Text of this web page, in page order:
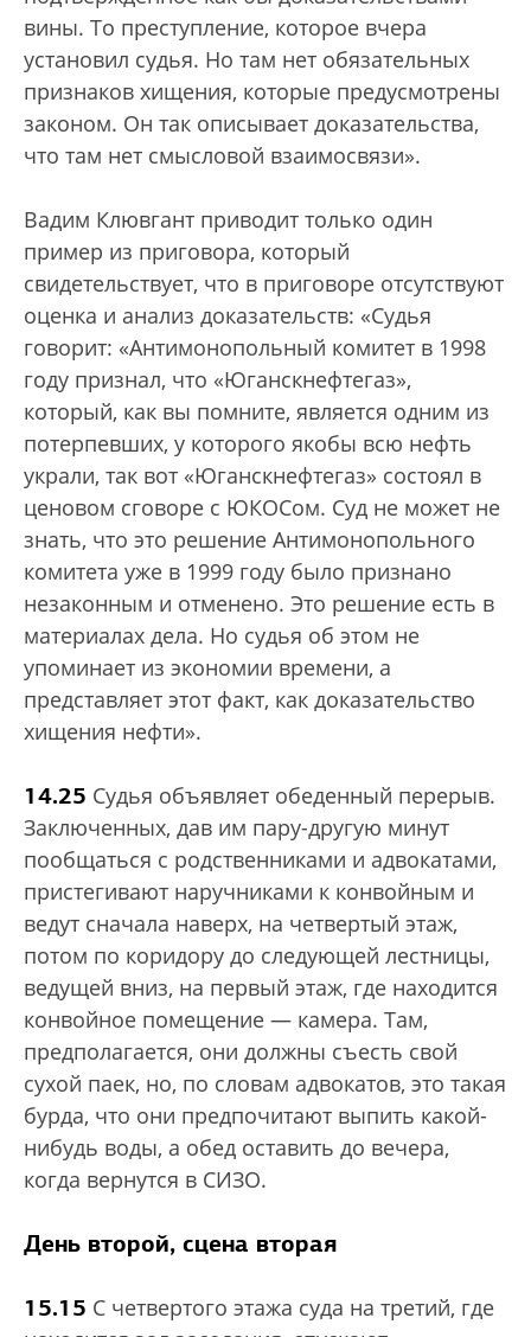
вины. То преступление, которое вчера
установил судья. Но там нет обязательных
признаков хищения, которые предусмотрены
законом. Он так описывает доказательства,
что там нет смысловой взаимосвязи».
Вадим Клювгант приводит только один
пример из приговора, который
свидетельствует, что в приговоре отсутствуют
оценка и анализ доказательств: «Судья
говорит: «Антимонопольный комитет в 1998
году признал, что «Юганскнефтегаз»,
который, как вы помните, является одним из
потерпевших, у которого якобы всю нефть
украли, так вот «Юганскнефтегаз» состоял в
ценовом сговоре с ЮКОСом. Суд не может не
знать, что это решение Антимонопольного
комитета уже в 1999 году было признано
незаконным и отменено. Это решение есть в
материалах дела. Но судья об этом не
упоминает из экономии времени, а
представляет этот факт, как доказательство
хищения нефти».
14.25 Судья объявляет обеденный перерыв.
Заключенных, дав им пару-другую минут
пообщаться с родственниками и адвокатами,
пристегивают наручниками к конвойным и
ведут сначала наверх, на четвертый этаж,
потом по коридору до следующей лестницы,
ведущей вниз, на первый этаж, где находится
конвойное помещение — камера. Там,
предполагается, они должны съесть свой
сухой паек, но, по словам адвокатов, это такая
бурда, что они предпочитают выпить какой-
нибудь воды, а обед оставить до вечера,
когда вернутся в СИЗО.
День второй, сцена вторая
15.15 С четвертого этажа суда на третий, где